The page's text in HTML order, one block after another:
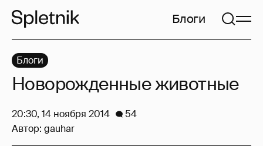
Блоги
Блоги
Новорожденные животные
20:30, 14 ноября 2014
54
Автор: gauhar